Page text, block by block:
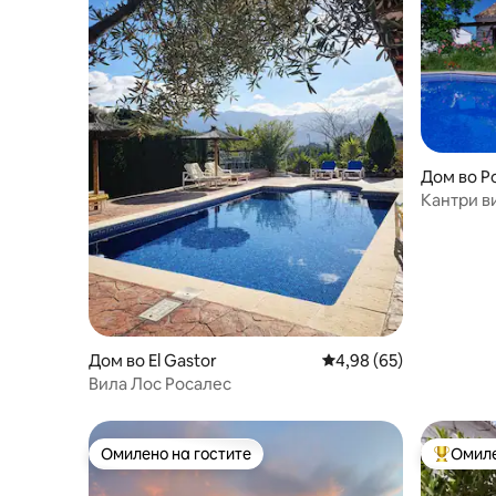
Дом во El Gastor Просечна оцена: 4,98
4,98 (65)
Вила Лос Росалес
Дом во
Кантри
Омилено на гостите
Омилено на гостите Меѓу